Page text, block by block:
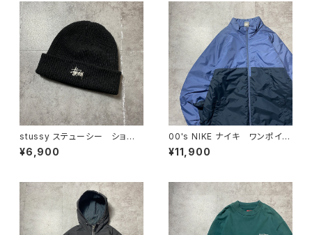
stussy ステューシー ショー
ンフォント 刺繍ロゴ アクリル
100% ブラック 黒 ニット
¥6,900
00's NIKE ナイキ ワンポイン
ト ラベルロゴ バイカラー
中綿 ナイロンジャケット
¥11,900